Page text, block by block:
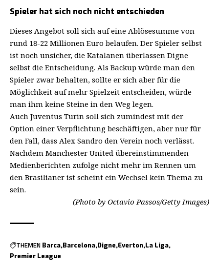
Spieler hat sich noch nicht entschieden
Dieses Angebot soll sich auf eine Ablösesumme von
rund 18-22 Millionen Euro belaufen. Der Spieler selbst
ist noch unsicher, die Katalanen überlassen Digne
selbst die Entscheidung. Als Backup würde man den
Spieler zwar behalten, sollte er sich aber für die
Möglichkeit auf mehr Spielzeit entscheiden, würde
man ihm keine Steine in den Weg legen.
Auch Juventus Turin soll sich zumindest mit der
Option einer Verpflichtung beschäftigen, aber nur für
den Fall, dass Alex Sandro den Verein noch verlässt.
Nachdem Manchester United übereinstimmenden
Medienberichten zufolge nicht mehr im Rennen um
den Brasilianer ist scheint ein Wechsel kein Thema zu
sein.
(Photo by Octavio Passos/Getty Images)
THEMEN Barca Barcelona Digne Everton La Liga
Premier League